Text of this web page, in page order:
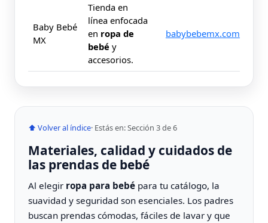
Baby Bebé
MX
Tienda en
línea enfocada
en ropa de
bebé y
accesorios.
babybebemx.com
⬆ Volver al índice· Estás en: Sección 3 de 6
Materiales, calidad y cuidados de
las prendas de bebé
Al elegir ropa para bebé para tu catálogo, la
suavidad y seguridad son esenciales. Los padres
buscan prendas cómodas, fáciles de lavar y que